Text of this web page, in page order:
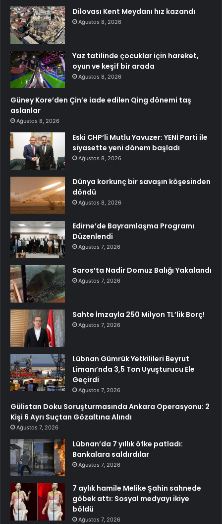
Dilovası Kent Meydanı hız kazandı
Ağustos 8, 2026
Yaz tatilinde çocuklar için hareket,
oyun ve keşif bir arada
Ağustos 8, 2026
Güney Kore’den Çin’e iade edilen Qing dönemi taş
aslanlar
Ağustos 8, 2026
Eski CHP’li Mutlu Yavuzer: YENİ Parti ile
siyasette yeni dönem başladı
Ağustos 8, 2026
Dünya korkunç bir savaşın köşesinden
döndü
Ağustos 8, 2026
Edirne’de Bayramlaşma Programı
Düzenlendi
Ağustos 7, 2026
Saros’ta Nadir Domuz Balığı Yakalandı
Ağustos 7, 2026
Sahte İmzayla 250 Milyon TL’lik Borç!
Ağustos 7, 2026
Lübnan Gümrük Yetkilileri Beyrut
Limanı’nda 3,5 Ton Uyuşturucu Ele
Geçirdi
Ağustos 7, 2026
Gülistan Doku Soruşturmasında Ankara Operasyonu: 2
Kişi 6 Ayrı Suçtan Gözaltına Alındı
Ağustos 7, 2026
Lübnan’da 7 yıllık öfke patladı:
Bankalara saldırdılar
Ağustos 7, 2026
7 aylık hamile Melike Şahin sahnede
göbek attı: Sosyal medyayı ikiye
böldü
Ağustos 7, 2026